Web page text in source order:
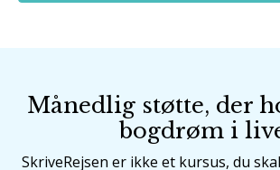
Månedlig støtte, der
bogdrøm i
SkriveRejsen er ikke et kursus, du